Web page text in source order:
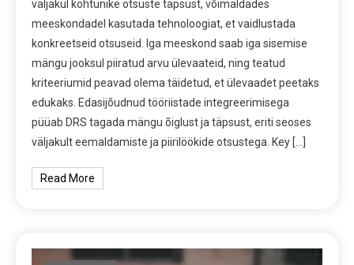
väljakul kohtunike otsuste täpsust, võimaldades
meeskondadel kasutada tehnoloogiat, et vaidlustada
konkreetseid otsuseid. Iga meeskond saab iga sisemise
mängu jooksul piiratud arvu ülevaateid, ning teatud
kriteeriumid peavad olema täidetud, et ülevaadet peetaks
edukaks. Edasijõudnud tööriistade integreerimisega
püüab DRS tagada mängu õiglust ja täpsust, eriti seoses
väljakult eemaldamiste ja piirilöökide otsustega. Key […]
Read More